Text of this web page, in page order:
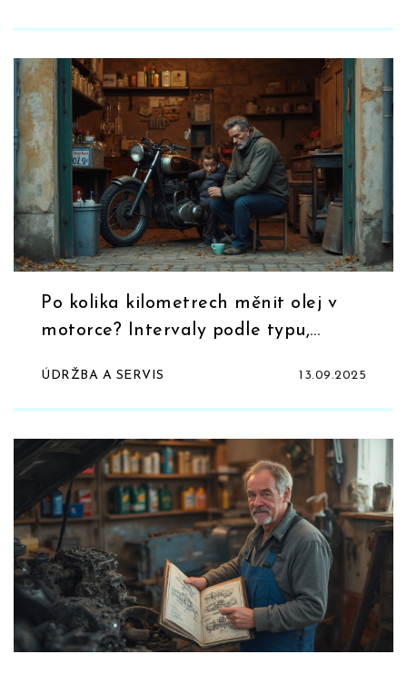
Po kolika kilometrech měnit olej v
motorce? Intervaly podle typu,
ÚDRŽBA A SERVIS 13.09.2025